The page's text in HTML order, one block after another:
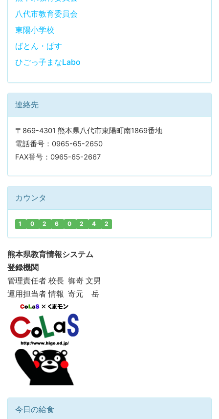
八代市教育委員会
東陽小学校
ばとん・ぱす
ひごっ子まなLabo
連絡先
〒869-4301 熊本県八代市東陽町南1869番地
電話番号：0965-65-2650
FAX番号：0965-65-2667
カウンタ
1 0 2 6 0 2 4 2
熊本県教育情報システム
登録機関
管理責任者 校長 御嵜 文男
運用担当者 情報 寄元 岳
今日の給食